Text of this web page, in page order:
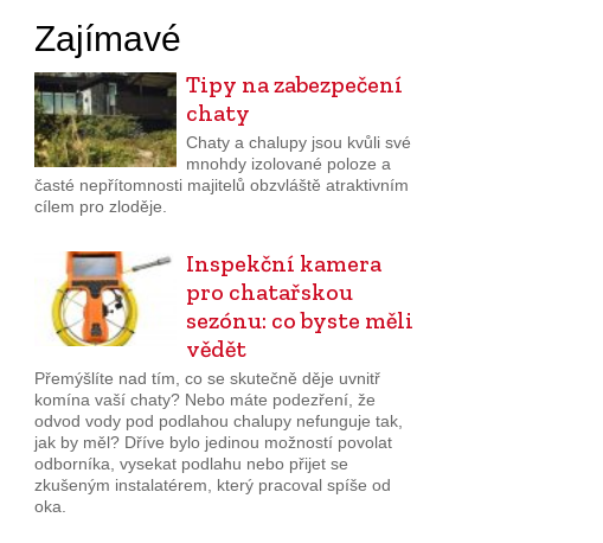
Zajímavé
Tipy na zabezpečení
chaty
Chaty a chalupy jsou kvůli své
mnohdy izolované poloze a
časté nepřítomnosti majitelů obzvláště atraktivním
cílem pro zloděje.
Inspekční kamera
pro chatařskou
sezónu: co byste měli
vědět
Přemýšlíte nad tím, co se skutečně děje uvnitř
komína vaší chaty? Nebo máte podezření, že
odvod vody pod podlahou chalupy nefunguje tak,
jak by měl? Dříve bylo jedinou možností povolat
odborníka, vysekat podlahu nebo přijet se
zkušeným instalatérem, který pracoval spíše od
oka.